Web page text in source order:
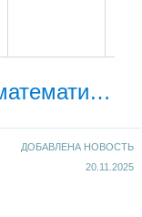
Неделя математики в школе
ДОБАВЛЕНА НОВОСТЬ
20.11.2025